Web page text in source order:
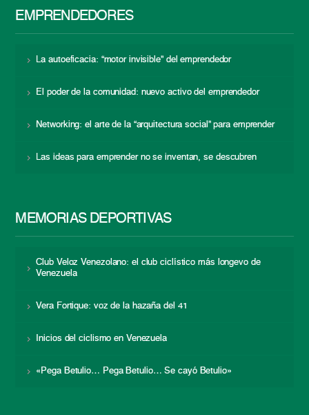
EMPRENDEDORES
La autoeficacia: “motor invisible” del emprendedor
El poder de la comunidad: nuevo activo del emprendedor
Networking: el arte de la “arquitectura social” para emprender
Las ideas para emprender no se inventan, se descubren
MEMORIAS DEPORTIVAS
Club Veloz Venezolano: el club ciclístico más longevo de
Venezuela
Vera Fortique: voz de la hazaña del 41
Inicios del ciclismo en Venezuela
«Pega Betulio… Pega Betulio… Se cayó Betulio»